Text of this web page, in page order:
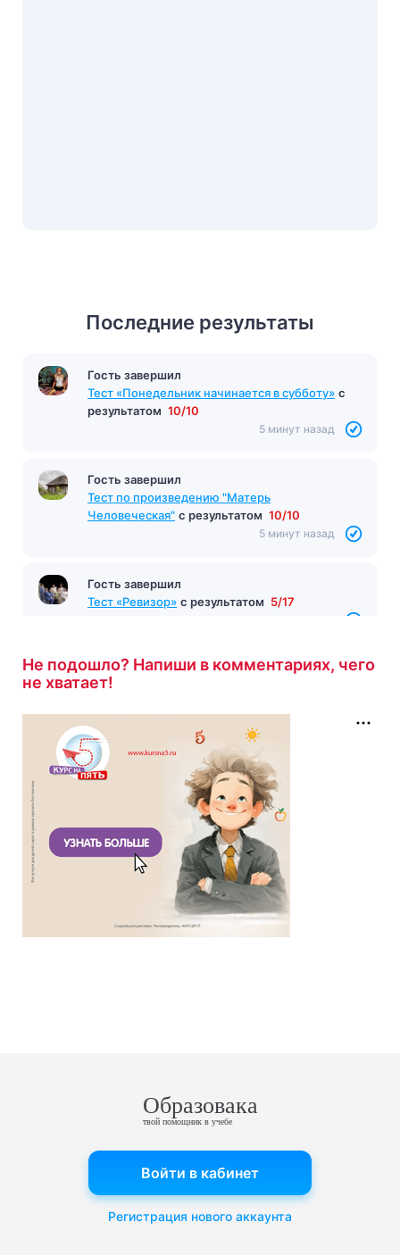
Последние результаты
Гость завершил
Тест «Понедельник начинается в субботу» с
результатом 10/10
5 минут назад
Гость завершил
Тест по произведению "Матерь
Человеческая" с результатом 10/10
5 минут назад
Гость завершил
Тест «Ревизор» с результатом 5/17
Не подошло? Напиши в комментариях, чего
не хватает!
Образовака
твой помощник в учебе
Войти в кабинет
Регистрация нового аккаунта